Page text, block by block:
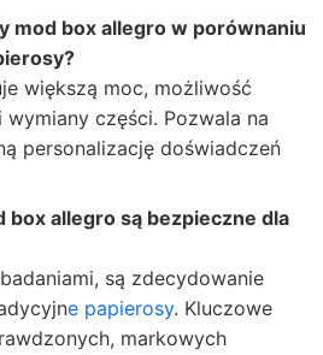
mod box allegro w porównaniu
większą moc, możliwość
części. Pozwala na
personalizację doświadczeń
box allegro są bezpieczne dla
są zdecydowanie
e papierosy. Kluczowe
markowych